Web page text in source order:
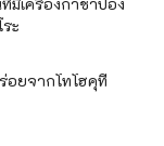
มีเครื่องกาชาปอง
ะ
อยจากโทโฮคุที่